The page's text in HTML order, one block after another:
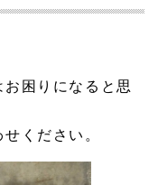
困りになると思
ください。